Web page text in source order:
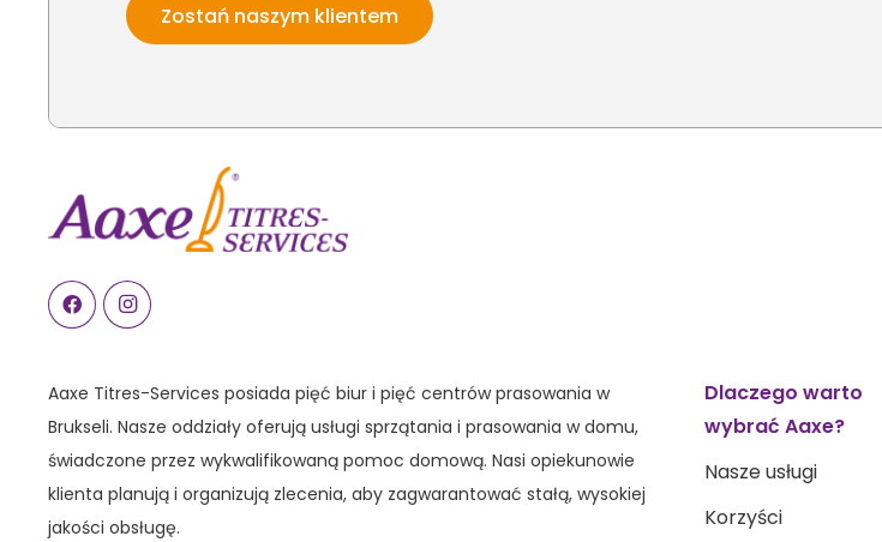
Zostań naszym klientem
Aaxe Titres-Services posiada pięć biur i pięć centrów prasowania w
Brukseli. Nasze oddziały oferują usługi sprzątania i prasowania w domu,
świadczone przez wykwalifikowaną pomoc domową. Nasi opiekunowie
klienta planują i organizują zlecenia, aby zagwarantować stałą, wysokiej
jakości obsługę.
Dlaczego warto
wybrać Aaxe?
Nasze usługi
Korzyści